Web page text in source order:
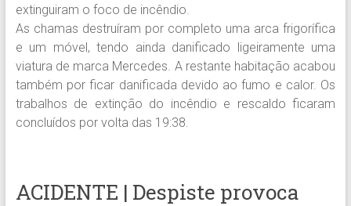
extinguiram o foco de incêndio.
As chamas destruíram por completo uma arca frigorífica
e um móvel, tendo ainda danificado ligeiramente uma
viatura de marca Mercedes. A restante habitação acabou
também por ficar danificada devido ao fumo e calor. Os
trabalhos de extinção do incêndio e rescaldo ficaram
concluídos por volta das 19:38.
ACIDENTE | Despiste provoca